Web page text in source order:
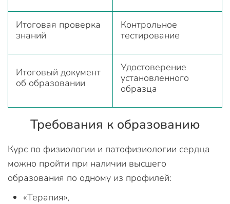
Итоговая проверка
знаний
Контрольное
тестирование
Итоговый документ
об образовании
Удостоверение
установленного
образца
Требования к образованию
Курс по физиологии и патофизиологии сердца
можно пройти при наличии высшего
образования по одному из профилей:
«Терапия»,